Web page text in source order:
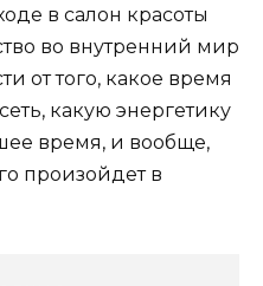
в салон красоты
во внутренний мир
от того, какое время
какую энергетику
время, и вообще,
произойдет в